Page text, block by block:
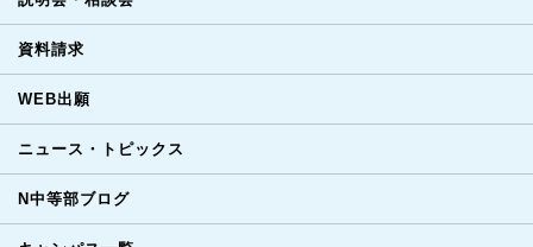
資料請求
WEB出願
ニュース・トピックス
N中等部ブログ